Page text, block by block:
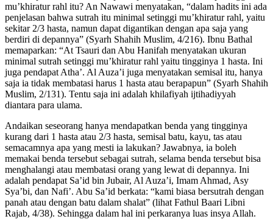
Namun para ulama berbeda pendapat mengenai seberapa tinggi
mu’khiratur rahl itu? An Nawawi menyatakan, “dalam hadits ini ada
penjelasan bahwa sutrah itu minimal setinggi mu’khiratur rahl, yaitu
sekitar 2/3 hasta, namun dapat digantikan dengan apa saja yang
berdiri di depannya” (Syarh Shahih Muslim, 4/216). Ibnu Bathal
memaparkan: “At Tsauri dan Abu Hanifah menyatakan ukuran
minimal sutrah setinggi mu’khiratur rahl yaitu tingginya 1 hasta. Ini
juga pendapat Atha’. Al Auza’i juga menyatakan semisal itu, hanya
saja ia tidak membatasi harus 1 hasta atau berapapun” (Syarh Shahih
Muslim, 2/131). Tentu saja ini adalah khilafiyah ijtihadiyyah
Andaikan seseorang hanya mendapatkan benda yang tingginya
kurang dari 1 hasta atau 2/3 hasta, semisal batu, kayu, tas atau
semacamnya apa yang mesti ia lakukan? Jawabnya, ia boleh
memakai benda tersebut sebagai sutrah, selama benda tersebut bisa
menghalangi atau membatasi orang yang lewat di depannya. Ini
adalah pendapat Sa’id bin Jubair, Al Auza’i, Imam Ahmad, Asy
Sya’bi, dan Nafi’. Abu Sa’id berkata: “kami biasa bersutrah dengan
panah atau dengan batu dalam shalat” (lihat Fathul Baari Libni